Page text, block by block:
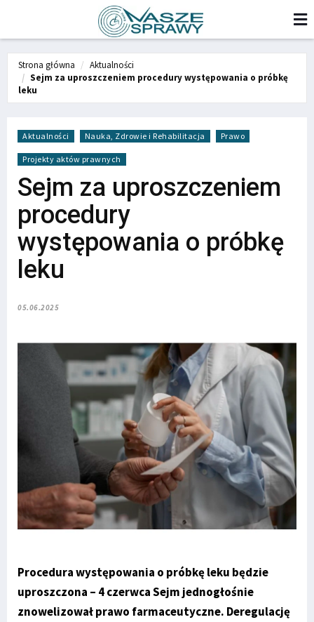
Strona główna
Aktualności
Sejm za uproszczeniem procedury występowania o próbkę
leku
Aktualności Nauka, Zdrowie i Rehabilitacja Prawo
Projekty aktów prawnych
Sejm za uproszczeniem
procedury
występowania o próbkę
leku
05.06.2025
Procedura występowania o próbkę leku będzie
uproszczona – 4 czerwca Sejm jednogłośnie
znowelizował prawo farmaceutyczne. Deregulację